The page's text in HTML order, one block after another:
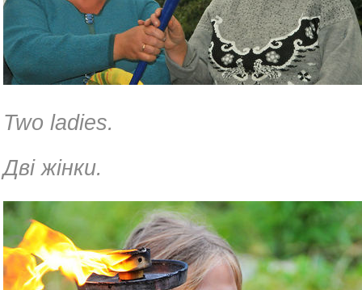
Two ladies.
Дві жінки.